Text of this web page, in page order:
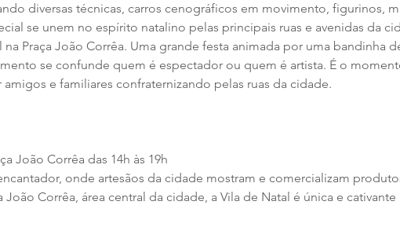
diversas técnicas, carros cenográficos em movimento, figurinos,
se unem no espírito natalino pelas principais ruas e avenidas da
na Praça João Corrêa. Uma grande festa animada por uma bandinha
se confunde quem é espectador ou quem é artista. É o
amigos e familiares confraternizando pelas ruas da cidade.
João Corrêa das 14h às 19h
onde artesãos da cidade mostram e comercializam
João Corrêa, área central da cidade, a Vila de Natal é única e